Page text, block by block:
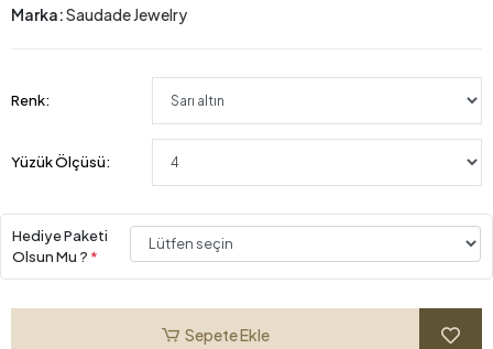
Marka:Saudade Jewelry
Renk:
Yüzük Ölçüsü:
Hediye Paketi
Olsun Mu ? *
Sepete Ekle